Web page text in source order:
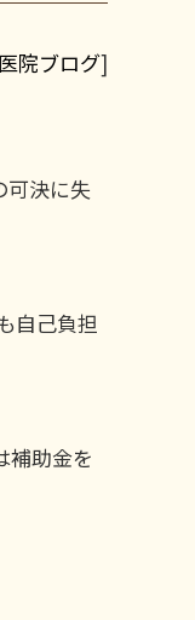
医院ブログ]
可決に失
自己負担
補助金を